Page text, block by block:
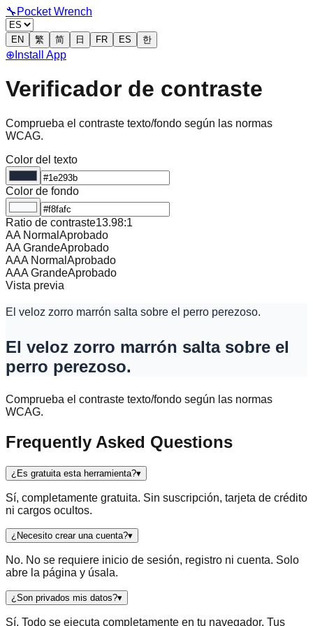
🔧 Pocket Wrench
EN 繁 简 日 FR ES 한
⊕ Install App
Verificador de contraste
Comprueba el contraste texto/fondo según las normas
WCAG.
Color del texto
Color de fondo
Ratio de contraste13.98:1
AA Normal Aprobado
AA GrandeAprobado
AAA Normal Aprobado
AAA GrandeAprobado
Vista previa
El veloz zorro marrón salta sobre el perro perezoso.
El veloz zorro marrón salta sobre el
perro perezoso.
Comprueba el contraste texto/fondo según las normas
WCAG.
Frequently Asked Questions
¿Es gratuita esta herramienta?▾
Sí, completamente gratuita. Sin suscripción, tarjeta de crédito
ni cargos ocultos.
¿Necesito crear una cuenta?▾
No. No se requiere inicio de sesión, registro ni cuenta. Solo
abre la página y úsala.
¿Son privados mis datos?▾
Sí. Todo se ejecuta completamente en tu navegador. Tus